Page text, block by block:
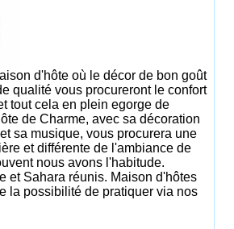
d'hôte où le décor de bon goût
qualité vous procureront le confort
tout cela en plein egorge de
de Charme, avec sa décoration
sa musique, vous procurera une
et différente de l'ambiance de
nous avons l'habitude.
et Sahara réunis. Maison d'hôtes
la possibilité de pratiquer via nos